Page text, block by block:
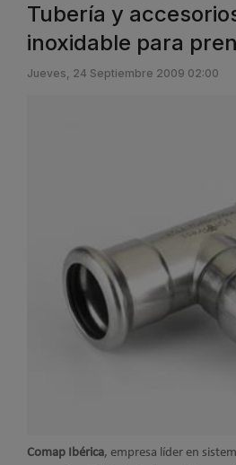
Tubería y
inoxidable para
Jueves, 24 Septiembre 2009 02:00
Comap Ibérica, empresa líder en